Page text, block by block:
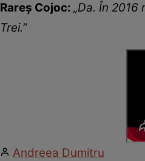
Rareș Cojoc: „Da. În
Trei.”
Andreea Dumitru